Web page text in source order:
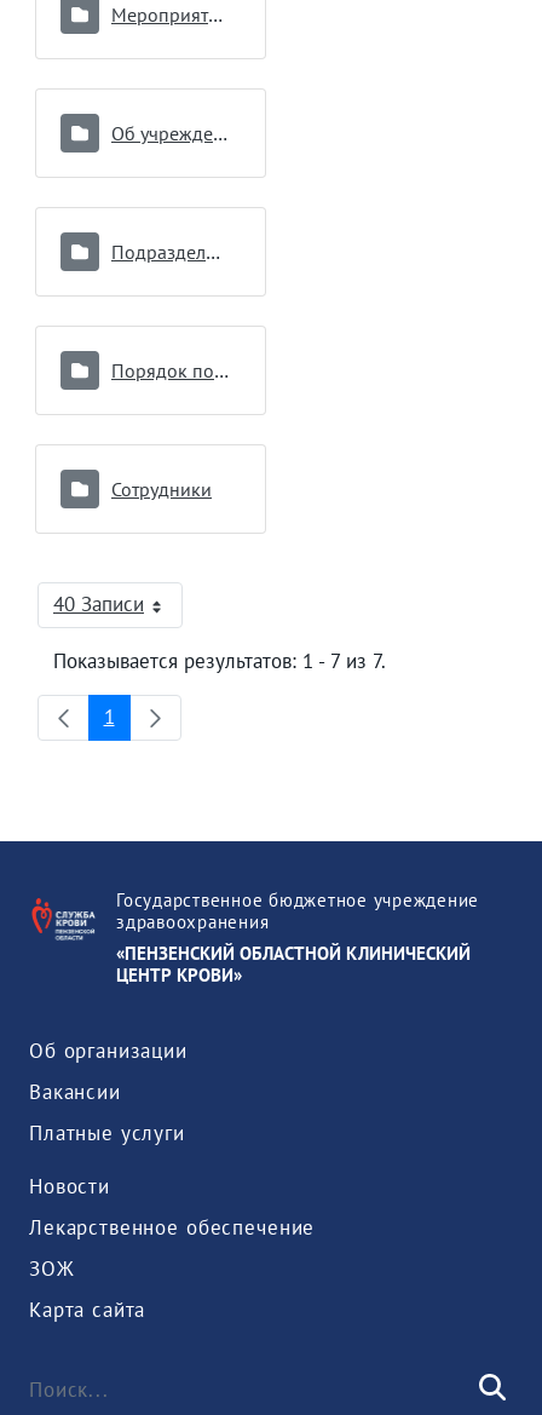
Мероприятия по вопросам противодействия коррупции
Об учреждении
Подразделения
Порядок подключения к модулю Реципиент
Сотрудники
40 ЗаписиНа страницу
Показывается результатов: 1 - 7 из 7.
Страница
1
Государственное бюджетное учреждение
здравоохранения
«ПЕНЗЕНСКИЙ ОБЛАСТНОЙ КЛИНИЧЕСКИЙ
ЦЕНТР КРОВИ»
Об организации
Вакансии
Платные услуги
Новости
Лекарственное обеспечение
ЗОЖ
Карта сайта